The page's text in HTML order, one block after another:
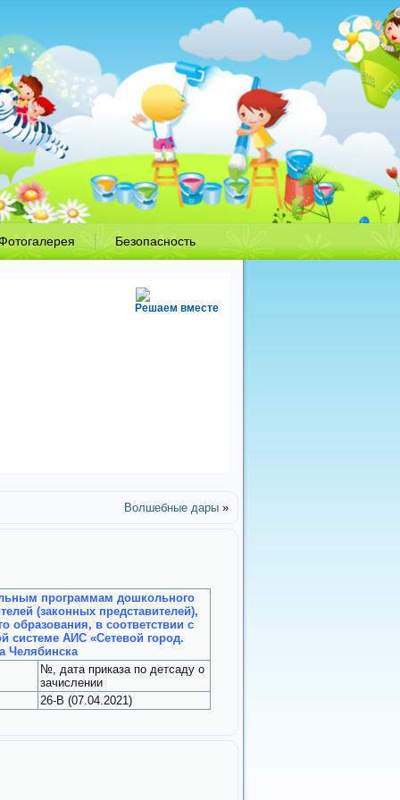
Безопасность
Решаем вместе
Волшебные дары »
программам дошкольного
(законных представителей),
образования, в соответствии с
системе АИС «Сетевой город.
Челябинска
№, дата приказа по детсаду о
зачислении
26-В (07.04.2021)